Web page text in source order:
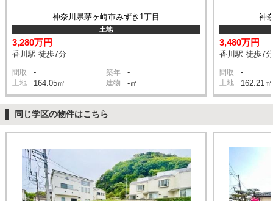
神奈川県茅ヶ崎市みずき1丁目
土地
3,280万円
香川駅 徒歩7分
間取 - 築年 -
土地 164.05㎡ 建物 -㎡
神
3,480万円
香川駅 徒歩7分
間取 -
土地 162.21㎡
同じ学区の物件はこちら